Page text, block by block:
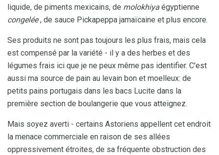
liquide, de piments mexicains, de molokhiya égyptienne
congelée, de sauce Pickapeppa jamaïcaine et plus encore.
Ses produits ne sont pas toujours les plus frais, mais cela
est compensé par la variété - il y a des herbes et des
légumes frais ici que je ne peux même pas identifier. C'est
aussi ma source de pain au levain bon et moelleux: de
petits pains portugais dans les bacs Lucite dans la
première section de boulangerie que vous atteignez.
Mais soyez averti - certains Astoriens appellent cet endroit
la menace commerciale en raison de ses allées
oppressivement étroites, de sa fréquente obstruction des